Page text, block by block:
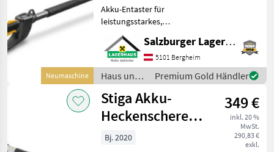
Neumaschine
Akku-Entaster für
leistungsstarkes,
kontinuierliches Schneiden
25 cm langes Schwert mit
Hochleistungskette
Ergonomischer Griff und
Schaft mit SoftGrip-
Oberfläche,
Salzburger Lagerhaus-Technik
5101 Bergheim
Haus und
Garten /
Stiga
Premium Gold Händler
Stiga Akku-
Heckenschere
PH 900e
349 €
inkl. 20 %
MwSt.
290,83 €
exkl.
Bj. 2020